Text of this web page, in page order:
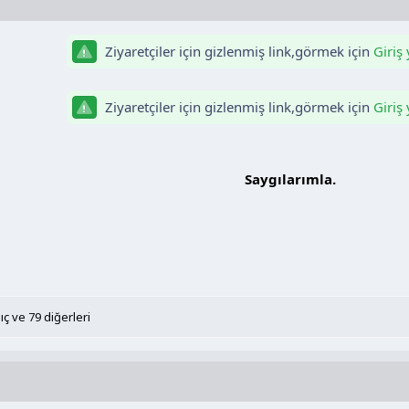
Ziyaretçiler için gizlenmiş link,görmek için Giriş
Ziyaretçiler için gizlenmiş link,görmek için Giriş
Saygılarımla.​
ve 79 diğerleri